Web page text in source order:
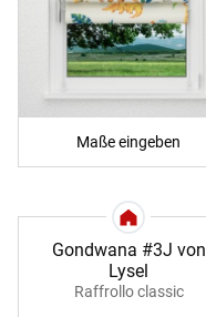
Maße eingeben
Gondwana #3J von
Lysel
Raffrollo classic